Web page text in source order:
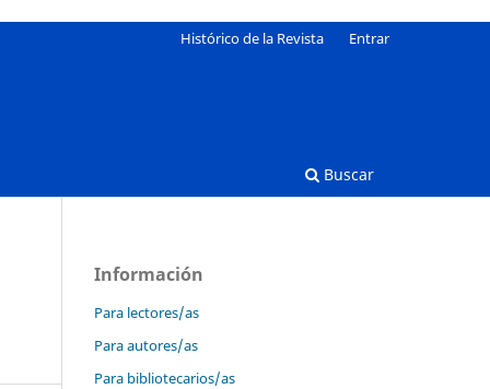
Buscar
Histórico de la Revista Entrar
Información
Para lectores/as
Para autores/as
Para bibliotecarios/as